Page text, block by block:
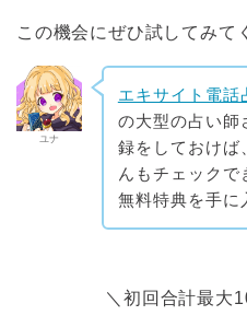
この機会にぜひ試してみて
ユナ
エキサイト電話
の大型の占い師
録をしておけば
んもチェックで
無料特典を手に
＼初回合計最大